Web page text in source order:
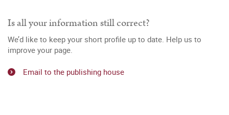
Is all your information still correct?
We’d like to keep your short profile up to date. Help us to
improve your page.
Email to the publishing house